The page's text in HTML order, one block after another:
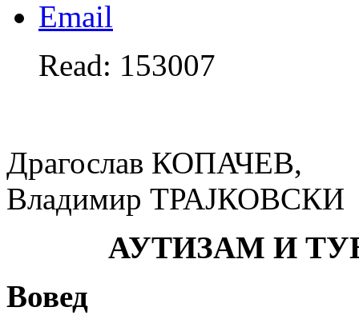
Read: 153007
Драгослав КОПАЧЕВ,
Владимир ТРАЈКОВСКИ
АУТИЗАМ И
Вовед